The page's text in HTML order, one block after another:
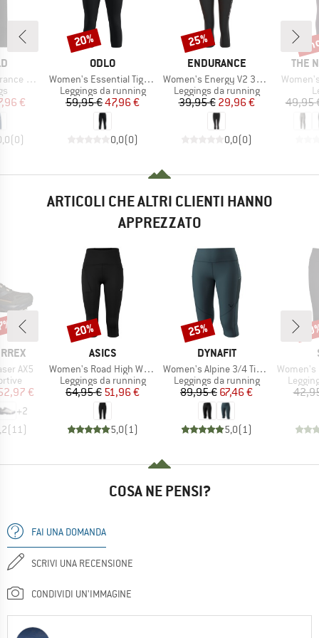
Tights
prodotti
ridotto
€
(0)
MARCHIO
ODLO
Articolo
Women's Essential Tights 3/4
Gruppo di prodotti
Leggings da running
Prezzo
59,95 €Prezzo ridotto
47,96 €
0,0(0)
Sconto
20%
MARCHIO
ENDURANCE
Articolo
Women's Energy V2 3/4 Tights
Gruppo di prodotti
Leggings da running
Prezzo
39,95 €Prezzo ridotto
29,96 €
0,0(0)
Sconto
25%
THE
Articolo
49,95
ARTICOLI CHE ALTRI CLIENTI HANNO
APPREZZATO
AX5
ridotto
€
+2
(11)
MARCHIO
ASICS
Articolo
Women's Road High Waist Capri Tight
Gruppo di prodotti
Leggings da running
Prezzo
64,95 €Prezzo ridotto
51,96 €
5,0(1)
Sconto
20%
MARCHIO
DYNAFIT
Articolo
Women's Alpine 3/4 Tights
Gruppo di prodotti
Leggings da running
Prezzo
89,95 €Prezzo ridotto
67,46 €
5,0(1)
Sconto
25%
Articolo
Women's
COSA NE PENSI?
FAI UNA DOMANDA
SCRIVI UNA RECENSIONE
CONDIVIDI UN'IMMAGINE